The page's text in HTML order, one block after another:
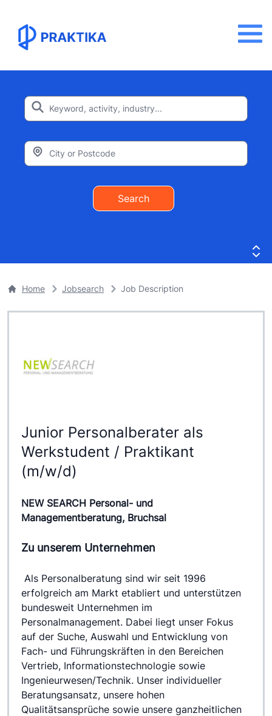
Search
Home Jobsearch Job Description
Junior Personalberater als
Werkstudent / Praktikant
(m/w/d)
NEW SEARCH Personal- und
Managementberatung, Bruchsal
Zu unserem Unternehmen
erfolgreich am Markt etabliert und unterstützen
bundesweit Unternehmen im
Personalmanagement. Dabei liegt unser Fokus
auf der Suche, Auswahl und Entwicklung von
Fach- und Führungskräften in den Bereichen
Vertrieb, Informationstechnologie sowie
Ingenieurwesen/Technik. Unser individueller
Beratungsansatz, unsere hohen
Qualitätsansprüche sowie unsere ganzheitlichen